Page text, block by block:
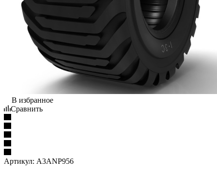
В избранное
Сравнить
Артикул: A3ANP956